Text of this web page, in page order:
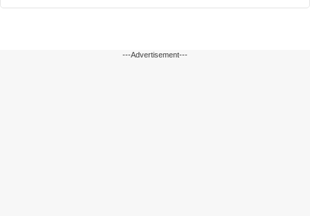
---Advertisement---